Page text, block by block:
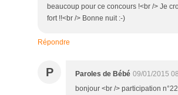
beaucoup pour ce concours !<br /> Je
fort !!<br /> Bonne nuit :-)
Répondre
P Paroles de Bébé 09/01/2015
bonjour <br /> participation